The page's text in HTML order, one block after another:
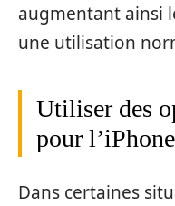
augmentant ainsi
une utilisation
Utiliser des
pour
Dans certaines